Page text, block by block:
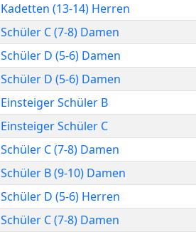
Kadetten (13-14) Herren
Schüler C (7-8) Damen
Schüler D (5-6) Damen
Schüler D (5-6) Damen
Einsteiger Schüler B
Einsteiger Schüler C
Schüler C (7-8) Damen
Schüler B (9-10) Damen
Schüler D (5-6) Herren
Schüler C (7-8) Damen